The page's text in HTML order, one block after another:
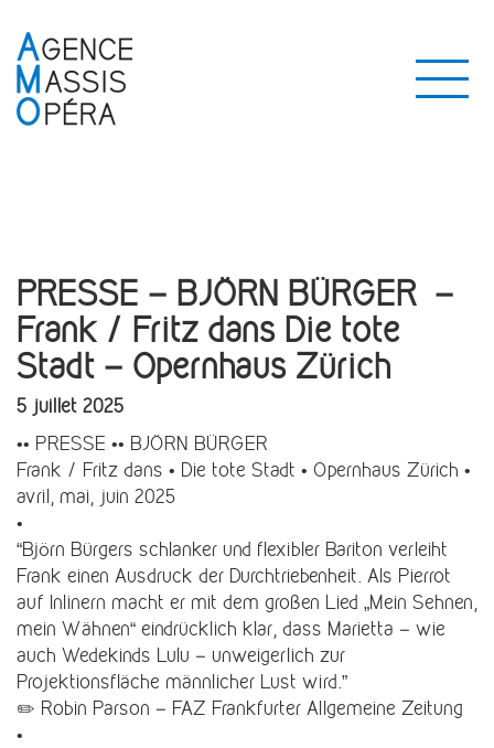
PRESSE – BJÖRN BÜRGER –
Frank / Fritz dans Die tote
Stadt – Opernhaus Zürich
5 juillet 2025
•• PRESSE •• BJÖRN BÜRGER
Frank / Fritz dans • Die tote Stadt • Opernhaus Zürich •
avril, mai, juin 2025
•
“Björn Bürgers schlanker und flexibler Bariton verleiht
Frank einen Ausdruck der Durchtriebenheit. Als Pierrot
auf Inlinern macht er mit dem großen Lied „Mein Sehnen,
mein Wähnen“ eindrücklich klar, dass Marietta – wie
auch Wedekinds Lulu – unweigerlich zur
Projektionsfläche männlicher Lust wird.”
✏️ Robin Parson – FAZ Frankfurter Allgemeine Zeitung
•